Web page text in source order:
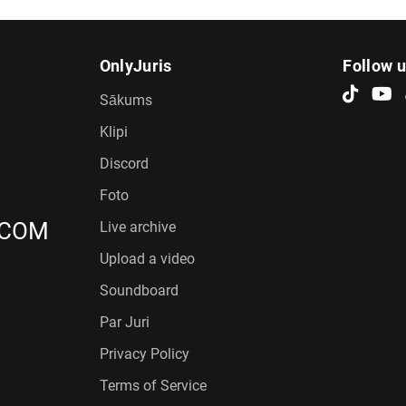
OnlyJuris
Sākums
Klipi
Discord
Foto
Live archive
Upload a video
Soundboard
Par Juri
Privacy Policy
Terms of Service
Follow